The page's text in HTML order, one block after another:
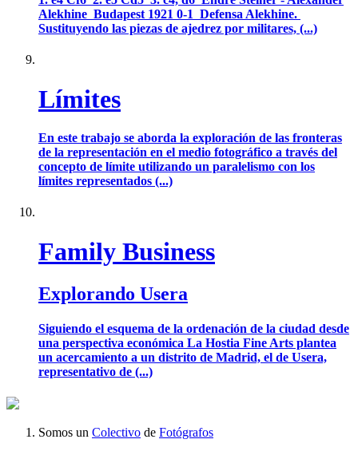
Alekhine Budapest 1921 0-1 Defensa Alekhine.
Sustituyendo las piezas de ajedrez por militares, (...)
Límites
En este trabajo se aborda la exploración de las fronteras
de la representación en el medio fotográfico a través del
concepto de límite utilizando un paralelismo con los
límites representados (...)
Family Business
Explorando Usera
Siguiendo el esquema de la ordenación de la ciudad desde
una perspectiva económica La Hostia Fine Arts plantea
un acercamiento a un distrito de Madrid, el de Usera,
representativo de (...)
Somos un Colectivo de Fotógrafos